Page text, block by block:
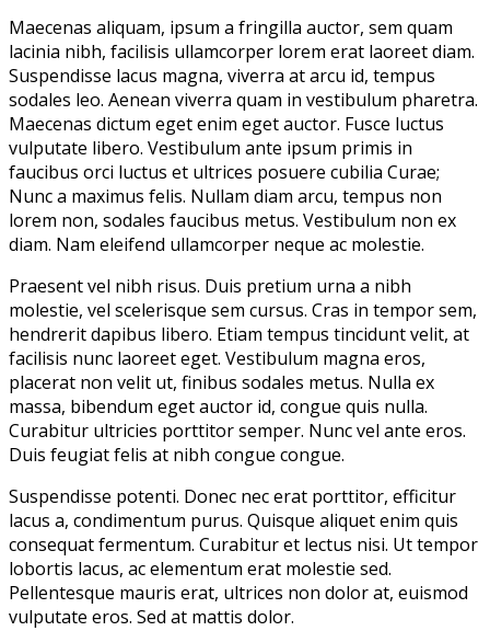
Maecenas aliquam, ipsum a fringilla auctor, sem quam
lacinia nibh, facilisis ullamcorper lorem erat laoreet diam.
Suspendisse lacus magna, viverra at arcu id, tempus
sodales leo. Aenean viverra quam in vestibulum pharetra.
Maecenas dictum eget enim eget auctor. Fusce luctus
vulputate libero. Vestibulum ante ipsum primis in
faucibus orci luctus et ultrices posuere cubilia Curae;
Nunc a maximus felis. Nullam diam arcu, tempus non
lorem non, sodales faucibus metus. Vestibulum non ex
diam. Nam eleifend ullamcorper neque ac molestie.
Praesent vel nibh risus. Duis pretium urna a nibh
molestie, vel scelerisque sem cursus. Cras in tempor sem,
hendrerit dapibus libero. Etiam tempus tincidunt velit, at
facilisis nunc laoreet eget. Vestibulum magna eros,
placerat non velit ut, finibus sodales metus. Nulla ex
massa, bibendum eget auctor id, congue quis nulla.
Curabitur ultricies porttitor semper. Nunc vel ante eros.
Duis feugiat felis at nibh congue congue.
Suspendisse potenti. Donec nec erat porttitor, efficitur
lacus a, condimentum purus. Quisque aliquet enim quis
consequat fermentum. Curabitur et lectus nisi. Ut tempor
lobortis lacus, ac elementum erat molestie sed.
Pellentesque mauris erat, ultrices non dolor at, euismod
vulputate eros. Sed at mattis dolor.